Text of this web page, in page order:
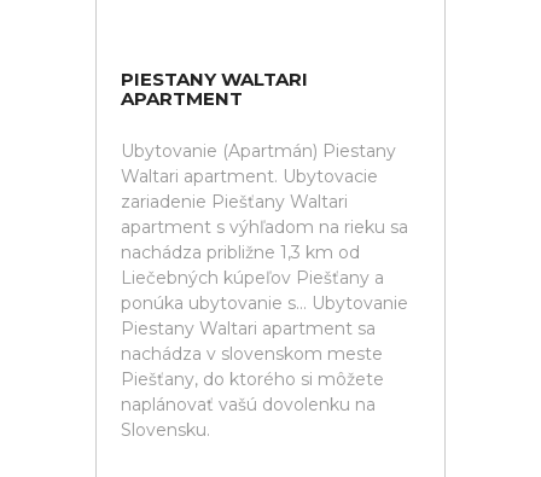
PIESTANY WALTARI
APARTMENT
Ubytovanie (Apartmán) Piestany
Waltari apartment. Ubytovacie
zariadenie Piešťany Waltari
apartment s výhľadom na rieku sa
nachádza približne 1,3 km od
Liečebných kúpeľov Piešťany a
ponúka ubytovanie s... Ubytovanie
Piestany Waltari apartment sa
nachádza v slovenskom meste
Piešťany, do ktorého si môžete
naplánovať vašú dovolenku na
Slovensku.